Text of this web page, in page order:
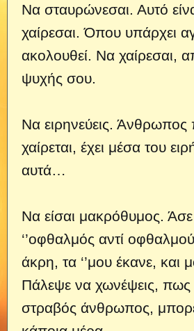
Να σταυρώνεσαι. Αυτό
χαίρεσαι. Όπου υπάρχει
ακολουθεί. Να χαίρεσαι,
ψυχής σου.
Να ειρηνεύεις.
χαίρεται, έχει μέσα του
αυτά…
Να είσαι μακρόθυμος.
‘’οφθαλμός αντί
άκρη, τα ‘’μου έκανε, και
Πάλεψε να χωνέψεις, πως
στραβός άνθρωπος,